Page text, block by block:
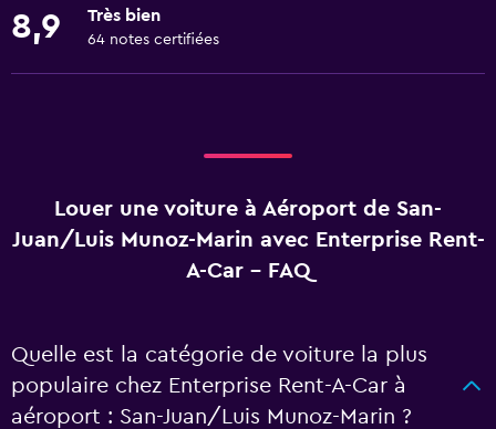
8,9 Très bien
64 notes certifiées
Louer une voiture à Aéroport de San-
Juan/Luis Munoz-Marin avec Enterprise Rent-
A-Car - FAQ
Quelle est la catégorie de voiture la plus
populaire chez Enterprise Rent-A-Car à
aéroport : San-Juan/Luis Munoz-Marin ?